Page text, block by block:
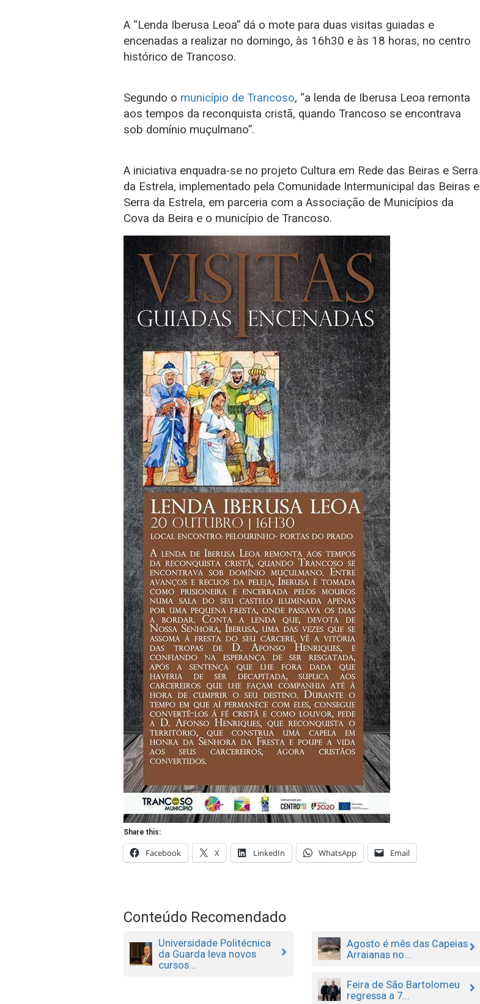
A “Lenda Iberusa Leoa” dá o mote para duas visitas guiadas e
encenadas a realizar no domingo, às 16h30 e às 18 horas, no centro
histórico de Trancoso.
Segundo o município de Trancoso, “a lenda de Iberusa Leoa remonta
aos tempos da reconquista cristã, quando Trancoso se encontrava
sob domínio muçulmano”.
A iniciativa enquadra-se no projeto Cultura em Rede das Beiras e Serra
da Estrela, implementado pela Comunidade Intermunicipal das Beiras e
Serra da Estrela, em parceria com a Associação de Municípios da
Cova da Beira e o município de Trancoso.
Share this:
Facebook X LinkedIn WhatsApp Email
Conteúdo Recomendado
Universidade Politécnica
da Guarda leva novos
cursos...
Agosto é mês das Capeias
Arraianas no...
Feira de São Bartolomeu
regressa a 7...